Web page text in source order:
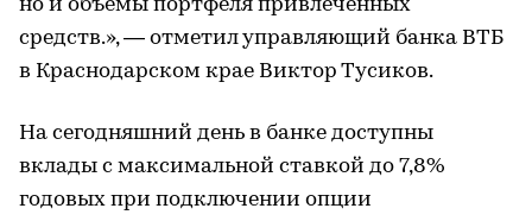
но и объемы портфеля привлеченных
средств.», — отметил управляющий банка ВТБ
в Краснодарском крае Виктор Тусиков.
На сегодняшний день в банке доступны
вклады с максимальной ставкой до 7,8%
годовых при подключении опции